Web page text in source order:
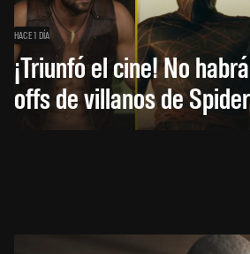
HACE 1 DÍA
¡Triunfó el cine! No
offs de villanos de